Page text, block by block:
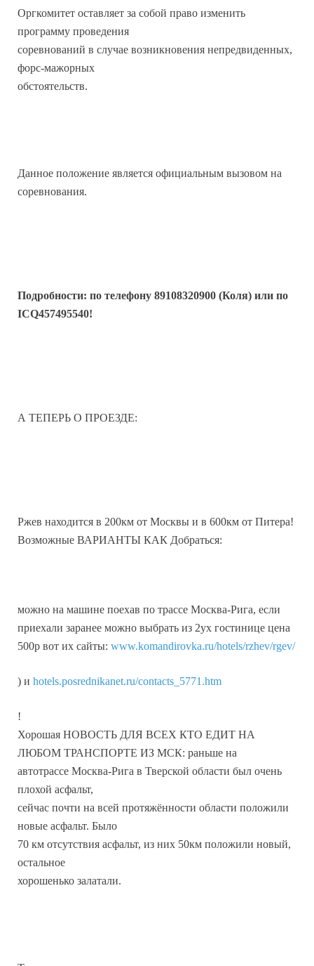
Оргкомитет оставляет за собой право изменить
программу проведения
соревнований в случае возникновения непредвиденных,
форс-мажорных
обстоятельств.
Данное положение является официальным вызовом на
соревнования.
Подробности: по телефону 89108320900 (Коля) или по
ICQ457495540!
А ТЕПЕРЬ О ПРОЕЗДЕ:
Ржев находится в 200км от Москвы и в 600км от Питера!
Возможные ВАРИАНТЫ КАК Добраться:
можно на машине поехав по трассе Москва-Рига, если
приехали заранее можно выбрать из 2ух гостинице цена
500р вот их сайты: www.komandirovka.ru/hotels/rzhev/rgev/
) и hotels.posrednikanet.ru/contacts_5771.htm
!
Хорошая НОВОСТЬ ДЛЯ ВСЕХ КТО ЕДИТ НА
ЛЮБОМ ТРАНСПОРТЕ ИЗ МСК: раньше на
автотрассе Москва-Рига в Тверской области был очень
плохой асфальт,
сейчас почти на всей протяжённости области положили
новые асфальт. Было
70 км отсутствия асфальт, из них 50км положили новый,
остальное
хорошенько залатали.